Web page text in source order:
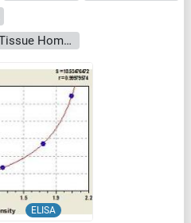
Cell Lysate, Plasma, Serum, Tissue Homogenate
ELISA